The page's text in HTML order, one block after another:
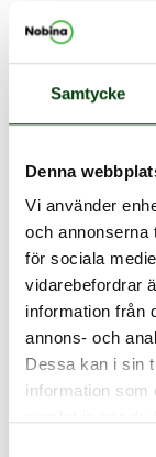
Samtycke
Denna
Vi använder
och annonserna
för sociala
vidarebefordrar
information från
annons- och
Dessa kan i sin
information som
hjälper dig
genomförande.